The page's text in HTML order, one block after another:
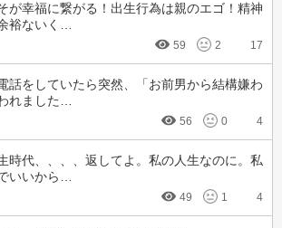
が幸福に繋がる！出生行為は親のエゴ！精神
裕ないく…
59 2 17
話をしていたら突然、「お前男から結構嫌わ
れました…
56 0 4
時代、、、、返してよ。私の人生なのに。私
いいから…
49 1 4